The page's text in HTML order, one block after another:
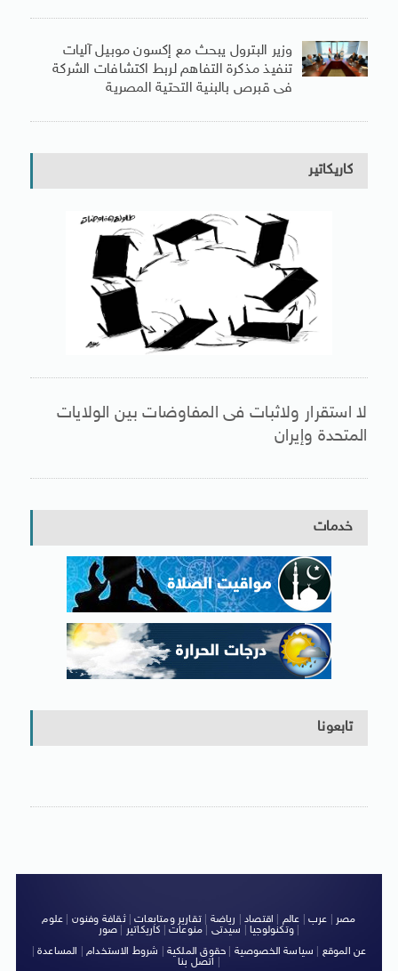
وزير البترول يبحث مع إكسون موبيل آليات
تنفيذ مذكرة التفاهم لربط اكتشافات الشركة
فى قبرص بالبنية التحتية المصرية
كاريكاتير
لا استقرار ولاثبات فى المفاوضات بين الولايات
المتحدة وإيران
خدمات
تابعونا
مصر عرب عالم اقتصاد رياضة |تقارير ومتابعات|ثقافة وفنون
علوم
وتكنولوجيا| سيدتى منوعات كاريكاتير صور
|
عن الموقع
سياسة الخصوصية حقوق الملكية شروط الاستخدام| المساعدة|
اتصل بنا